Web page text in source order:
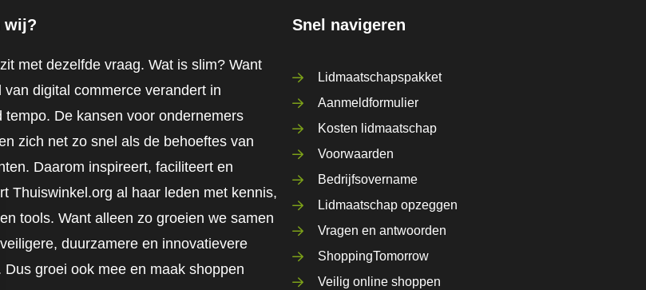
wij?
met dezelfde vraag. Wat is slim? Want
van digital commerce verandert in
tempo. De kansen voor ondernemers
zich net zo snel als de behoeftes van
Daarom inspireert, faciliteert en
Thuiswinkel.org al haar leden met kennis,
en tools. Want alleen zo groeien we samen
duurzamere en innovatievere
Dus groei ook mee en maak shoppen
Snel navigeren
Lidmaatschapspakket
Aanmeldformulier
Kosten lidmaatschap
Voorwaarden
Bedrijfsovername
Lidmaatschap opzeggen
Vragen en antwoorden
ShoppingTomorrow
Veilig online shoppen